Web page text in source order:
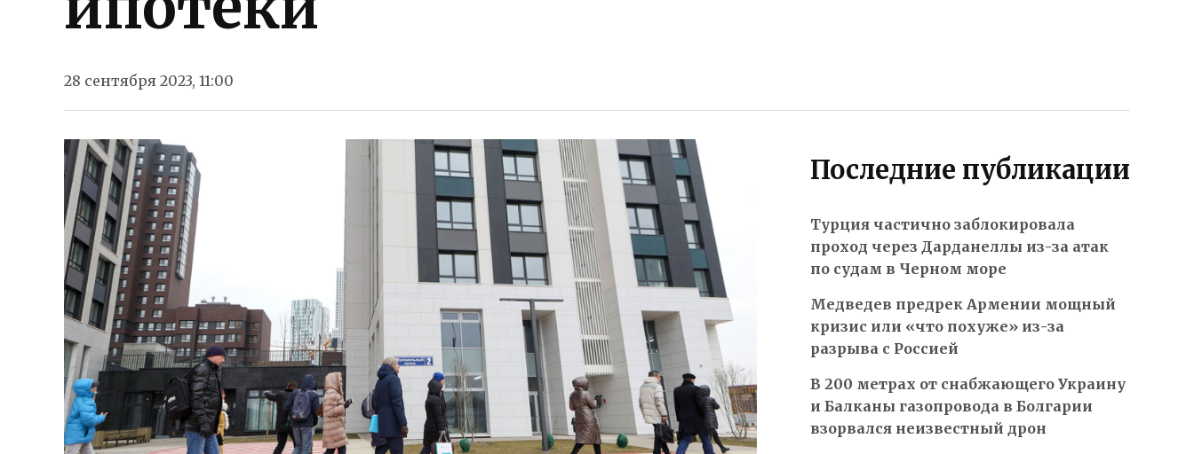
28 сентября 2023, 11:00
Последние публикации
Турция частично заблокировала
проход через Дарданеллы из-за атак
по судам в Черном море
Медведев предрек Армении мощный
кризис или «что похуже» из-за
разрыва с Россией
В 200 метрах от снабжающего Украину
и Балканы газопровода в Болгарии
взорвался неизвестный дрон